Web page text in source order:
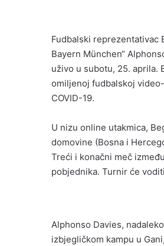
Fudbalski reprezentativac
Bayern München“
uživo u subotu, 25. aprila.
omiljenoj fudbalskoj
COVID-19.
U nizu online utakmica,
domovine (Bosna i
Treći i konačni meč
pobjednika. Turnir će
Alphonso Davies,
izbjegličkom kampu u